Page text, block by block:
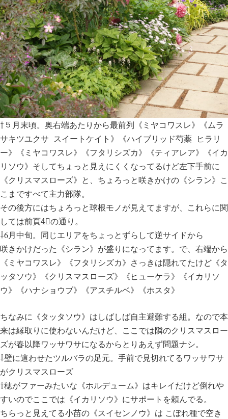
⇧５月末頃。奥右端あたりから最前列《ミヤコワスレ》《ムラ
サキツユクサ スイートケイト》《ハイブリッド芍薬 ヒラリ
ー》《ミヤコワスレ》《フタリシズカ》《ティアレア》《イカ
リソウ》そしてちょっと見えにくくなってるけど左下手前に
《クリスマスローズ》と、ちょろっと咲きかけの《シラン》こ
こまですべて主力部隊。
その後方にはちょろっと球根モノが見えてますが、これらに関
しては前頁4⃣の通り。
⇩6月中旬。同じエリアをちょっとずらして逆サイドから
咲きかけだった《シラン》が盛りになってます。で、右端から
《ミヤコワスレ》《フタリシズカ》さっきは隠れてたけど《タ
ッタソウ》《クリスマスローズ》《ヒューケラ》《イカリソ
ウ》《ハナショウブ》《アスチルベ》《ホスタ》
ちなみに《タッタソウ》はしばしば自主避難する組。なので本
来は縁取りに使わないんだけど、ここでは隣のクリスマスロー
ズが春以降ワッサワサになるからとりあえず問題ナシ。
⇩壁に這わせたツルバラの足元。手前で見切れてるワッサワサ
がクリスマスローズ
⇧穂がファーみたいな《ホルデューム》はキレイだけど倒れや
すいのでここでは《イカリソウ》にサポートを頼んでる。
ちらっと見えてる小苗の《スイセンノウ》は こぼれ種で空き